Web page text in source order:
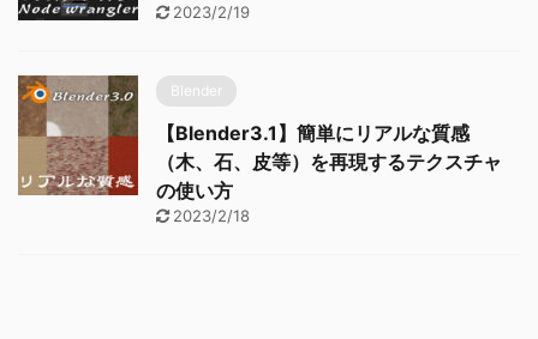
2023/2/19
Blender
【Blender3.1】簡単にリアルな質感
（木、石、皮等）を再現するテクスチャ
の使い方
2023/2/18